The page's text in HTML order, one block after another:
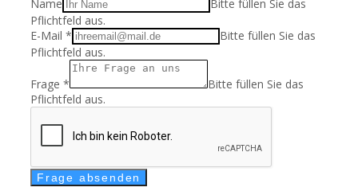
Name
Bitte füllen Sie das
Pflichtfeld aus.
E-Mail *
Bitte füllen Sie das
Pflichtfeld aus.
Frage *
Bitte füllen Sie das
Pflichtfeld aus.
Frage absenden